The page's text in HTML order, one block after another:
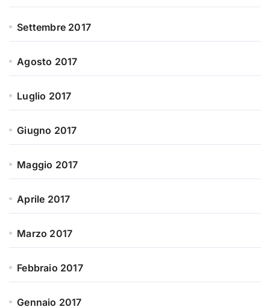
Settembre 2017
Agosto 2017
Luglio 2017
Giugno 2017
Maggio 2017
Aprile 2017
Marzo 2017
Febbraio 2017
Gennaio 2017